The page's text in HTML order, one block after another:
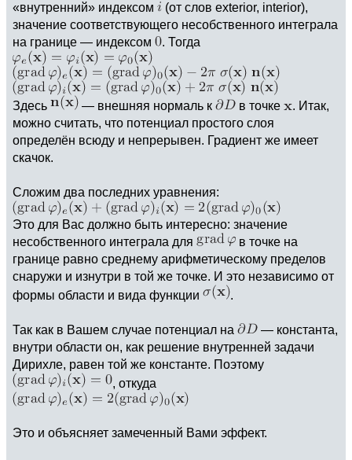
«внутренний» индексом
(от слов exterior, interior),
значение соответствующего несобственного интеграла
на границе — индексом
. Тогда
Здесь — внешняя нормаль к в точке
. Итак,
можно считать, что потенциал простого слоя
определён всюду и непрерывен. Градиент же имеет
скачок.
Сложим два последних уравнения:
Это для Вас должно быть интересно: значение
несобственного интеграла для
в точке на
границе равно среднему арифметическому пределов
снаружи и изнутри в той же точке. И это независимо от
формы области и вида функции
.
Так как в Вашем случае потенциал на
— константа,
внутри области он, как решение внутренней задачи
Дирихле, равен той же константе. Поэтому
, откуда
Это и объясняет замеченный Вами эффект.